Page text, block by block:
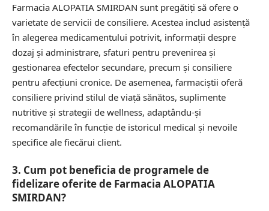
Farmacia ALOPATIA SMIRDAN sunt pregătiți să ofere o
varietate de servicii de consiliere. Acestea includ asistență
în alegerea medicamentului potrivit, informații despre
dozaj și administrare, sfaturi pentru prevenirea și
gestionarea efectelor secundare, precum și consiliere
pentru afecțiuni cronice. De asemenea, farmaciștii oferă
consiliere privind stilul de viață sănătos, suplimente
nutritive și strategii de wellness, adaptându-și
recomandările în funcție de istoricul medical și nevoile
specifice ale fiecărui client.
3. Cum pot beneficia de programele de
fidelizare oferite de Farmacia ALOPATIA
SMIRDAN?